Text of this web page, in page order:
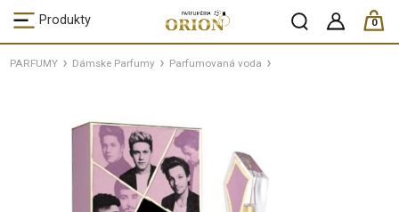
Produkty 0
ks /
PARFUMY Dámske Parfumy Parfumovaná voda